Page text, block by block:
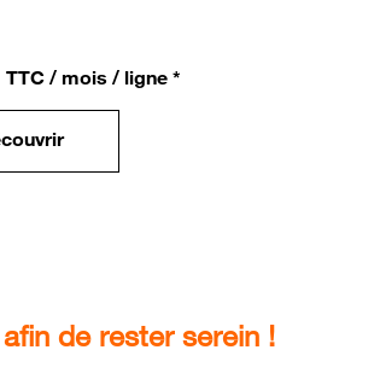
TTC / mois / ligne *
de rester serein !